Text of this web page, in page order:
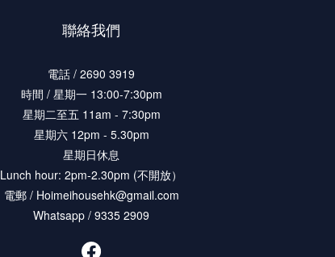
聯絡我們
電話 / 2690 3919
時間 / 星期一 13:00-7:30pm
星期二至五 11am - 7:30pm
星期六 12pm - 5.30pm
星期日休息
Lunch hour: 2pm-2.30pm (不開放）
電郵 / Hoimeihousehk@gmail.com
Whatsapp / 9335 2909